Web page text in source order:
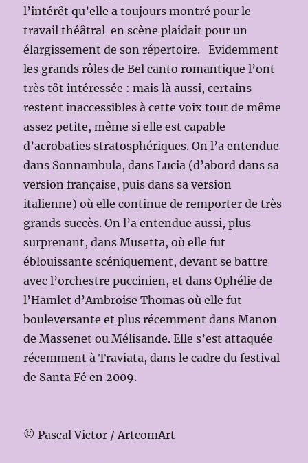
l’intérêt qu’elle a toujours montré pour le
travail théâtral en scène plaidait pour un
élargissement de son répertoire. Evidemment
les grands rôles de Bel canto romantique l’ont
très tôt intéressée : mais là aussi, certains
restent inaccessibles à cette voix tout de même
assez petite, même si elle est capable
d’acrobaties stratosphériques. On l’a entendue
dans Sonnambula, dans Lucia (d’abord dans sa
version française, puis dans sa version
italienne) où elle continue de remporter de très
grands succès. On l’a entendue aussi, plus
surprenant, dans Musetta, où elle fut
éblouissante scéniquement, devant se battre
avec l’orchestre puccinien, et dans Ophélie de
l’Hamlet d’Ambroise Thomas où elle fut
bouleversante et plus récemment dans Manon
de Massenet ou Mélisande. Elle s’est attaquée
récemment à Traviata, dans le cadre du festival
de Santa Fé en 2009.
© Pascal Victor / ArtcomArt